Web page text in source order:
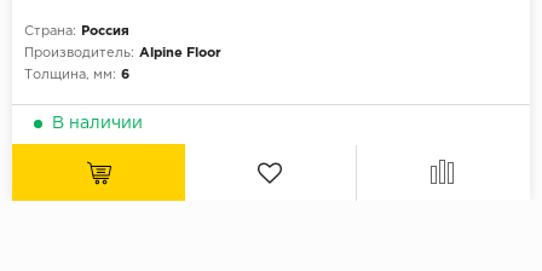
Страна:
Россия
Производитель: Alpine Floor
Толщина, мм: 6
В наличии